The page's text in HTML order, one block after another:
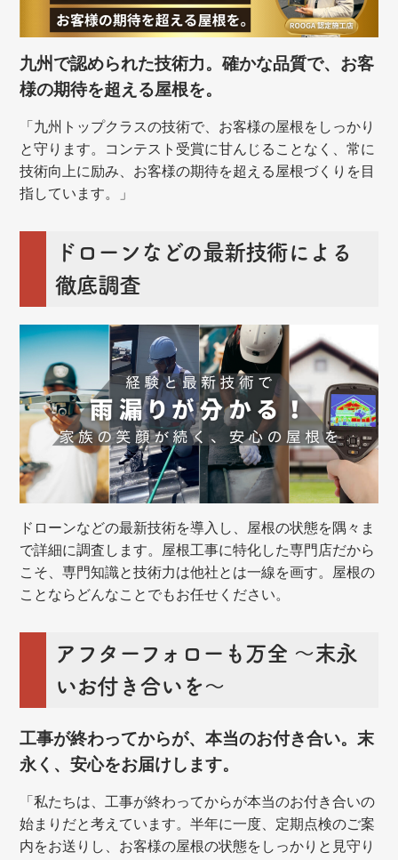
九州で認められた技術力。確かな品質で、お客
様の期待を超える屋根を。
「九州トップクラスの技術で、お客様の屋根をしっかり
と守ります。コンテスト受賞に甘んじることなく、常に
技術向上に励み、お客様の期待を超える屋根づくりを目
指しています。」
ドローンなどの最新技術による
徹底調査
ドローンなどの最新技術を導入し、屋根の状態を隅々ま
で詳細に調査します。屋根工事に特化した専門店だから
こそ、専門知識と技術力は他社とは一線を画す。屋根の
ことならどんなことでもお任せください。
アフターフォローも万全 ～末永
いお付き合いを～
工事が終わってからが、本当のお付き合い。末
永く、安心をお届けします。
「私たちは、工事が終わってからが本当のお付き合いの
始まりだと考えています。半年に一度、定期点検のご案
内をお送りし、お客様の屋根の状態をしっかりと見守り